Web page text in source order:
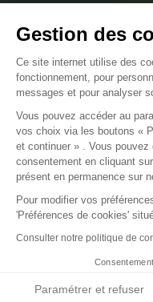
Gestion des
Ce site internet utilise des
fonctionnement, pour
messages et pour analyser
Vous pouvez accéder au
vos choix via les boutons «
et continuer » . Vous
consentement en cliquant
présent en permanence sur
Pour modifier vos
'Préférences de cookies'
Consulter notre politique de
Paramétrer et refuser
Politique de confidentialité
& cookies
Langue
FR
Poméol 2026
Nous acceptons